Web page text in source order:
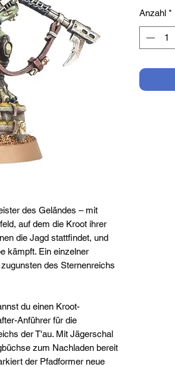
des Geländes – mit
auf dem die Kroot ihrer
die Jagd stattfindet, und
kämpft. Ein einzelner
des Sternenreichs
du einen Kroot-
Anführer für die
der T'au. Mit Jägerschal
zum Nachladen bereit
der Pfadformer neue
Anzahl *